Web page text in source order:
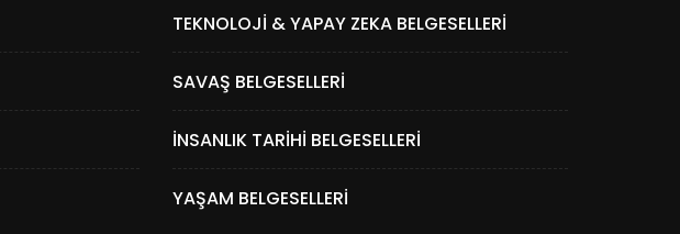
TEKNOLOJI & YAPAY ZEKA BELGESELLERI
SAVAŞ BELGESELLERI
İNSANLIK TARIHI BELGESELLERI
YAŞAM BELGESELLERI